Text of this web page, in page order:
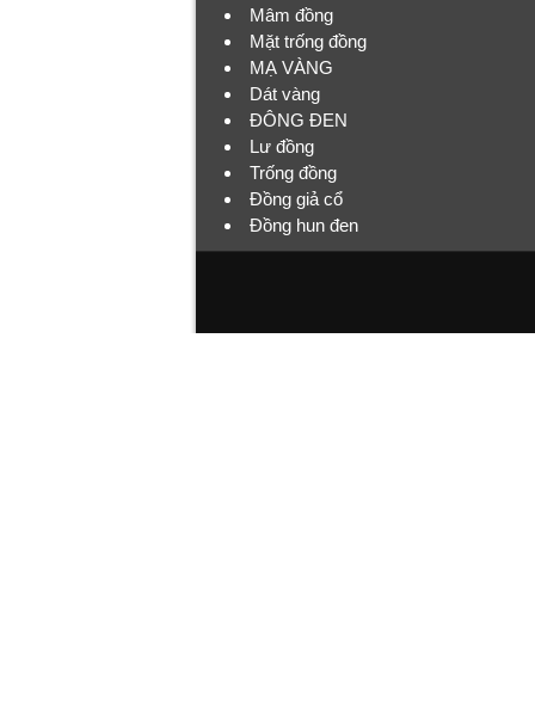
Mâm đồng
Mặt trống đồng
MẠ VÀNG
Dát vàng
ĐÔNG ĐEN
Lư đồng
Trống đồng
Đồng giả cổ
Đồng hun đen